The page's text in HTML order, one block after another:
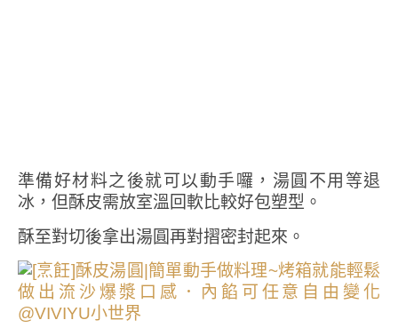
準備好材料之後就可以動手囉，湯圓不用等退
冰，但酥皮需放室溫回軟比較好包塑型。
酥至對切後拿出湯圓再對摺密封起來。